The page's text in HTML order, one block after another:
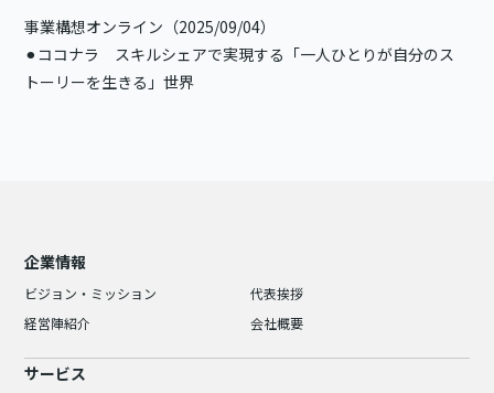
事業構想オンライン（2025/09/04）
⚫︎ ココナラ スキルシェアで実現する「一人ひとりが自分のス
トーリーを生きる」世界
企業情報
ビジョン・ミッション
代表挨拶
経営陣紹介
会社概要
サービス